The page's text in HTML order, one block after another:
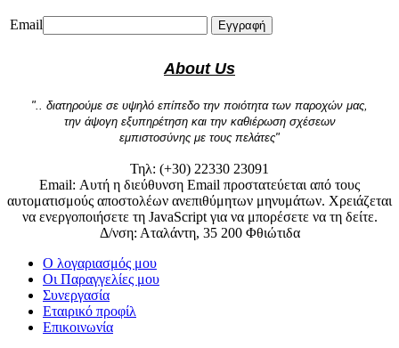
Email Εγγραφή
About Us
".. διατηρούμε σε υψηλό επίπεδο την ποιότητα των παροχών μας,
την άψογη εξυπηρέτηση και την καθιέρωση σχέσεων
εμπιστοσύνης με τους πελάτες"
Τηλ: (+30) 22330 23091
Email: Αυτή η διεύθυνση Email προστατεύεται από τους
αυτοματισμούς αποστολέων ανεπιθύμητων μηνυμάτων. Χρειάζεται
να ενεργοποιήσετε τη JavaScript για να μπορέσετε να τη δείτε.
Δ/νση: Αταλάντη, 35 200 Φθιώτιδα
Ο λογαριασμός μου
Οι Παραγγελίες μου
Συνεργασία
Εταιρικό προφίλ
Επικοινωνία